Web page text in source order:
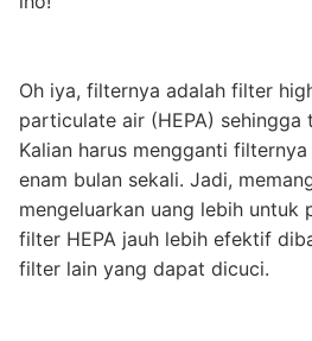
Oh iya, filternya adalah filter
particulate air (HEPA) sehingga
Kalian harus mengganti
enam bulan sekali. Jadi,
mengeluarkan uang lebih untuk
filter HEPA jauh lebih efektif
filter lain yang dapat dicuci.